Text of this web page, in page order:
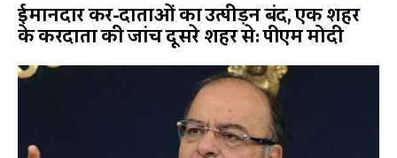
ईमानदार कर-दाताओं का उत्पीड़न बंद, एक शहर
के करदाता की जांच दूसरे शहर से: पीएम मोदी